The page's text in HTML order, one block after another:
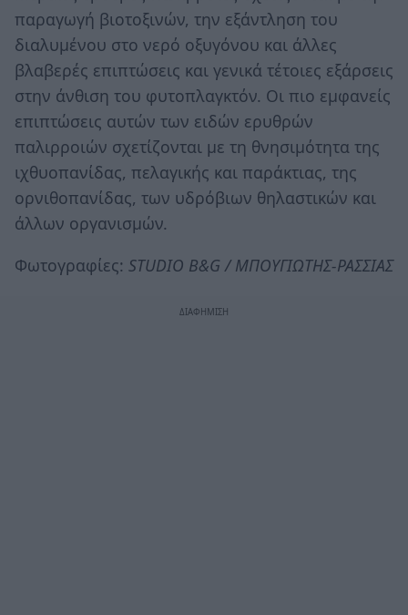
παραγωγή βιοτοξινών, την εξάντληση του
διαλυμένου στο νερό οξυγόνου και άλλες
βλαβερές επιπτώσεις και γενικά τέτοιες εξάρσεις
στην άνθιση του φυτοπλαγκτόν. Οι πιο εμφανείς
επιπτώσεις αυτών των ειδών ερυθρών
παλιρροιών σχετίζονται με τη θνησιμότητα της
ιχθυοπανίδας, πελαγικής και παράκτιας, της
ορνιθοπανίδας, των υδρόβιων θηλαστικών και
άλλων οργανισμών.
Φωτογραφίες: STUDIO B&G / ΜΠΟΥΓΙΩΤΗΣ-ΡΑΣΣΙΑΣ